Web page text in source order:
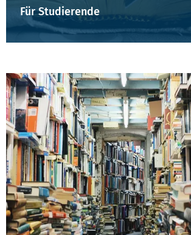
Für Studierende